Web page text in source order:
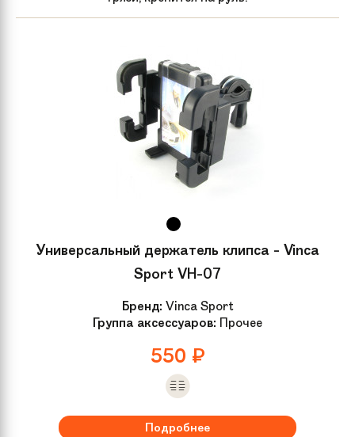
Универсальный держатель клипса - Vinca
Sport VH-07
Бренд: Vinca Sport
Группа аксессуаров: Прочее
550 ₽
Подробнее